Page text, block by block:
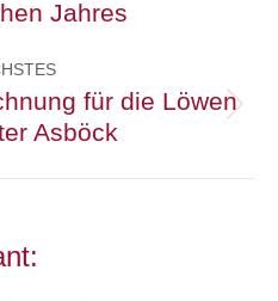
Beitrag:Jahres
Nächster
Beitrag:
für die Löwen
Asböck